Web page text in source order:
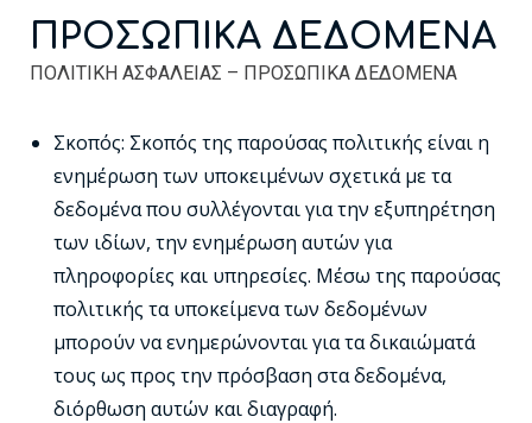
brightness_high Bright contrast
format_underlined Underline links
font_download Mark links
Reset
all
options
cached
ΠΡΟΣΩΠΙΚΑ ΔΕΔΟΜΕΝΑ
ΠΟΛΙΤΙΚΗ ΑΣΦΑΛΕΙΑΣ – ΠΡΟΣΩΠΙΚΑ ΔΕΔΟΜΕΝΑ
Σκοπός: Σκοπός της παρούσας πολιτικής είναι η
ενημέρωση των υποκειμένων σχετικά με τα
δεδομένα που συλλέγονται για την εξυπηρέτηση
των ιδίων, την ενημέρωση αυτών για
πληροφορίες και υπηρεσίες. Μέσω της παρούσας
πολιτικής τα υποκείμενα των δεδομένων
μπορούν να ενημερώνονται για τα δικαιώματά
τους ως προς την πρόσβαση στα δεδομένα,
διόρθωση αυτών και διαγραφή.